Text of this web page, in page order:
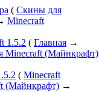
( Скины для
Minecraft
1.5.2 ( Главная →
Minecraft (Майнкрафт)
( Minecraft
(Майнкрафт) →